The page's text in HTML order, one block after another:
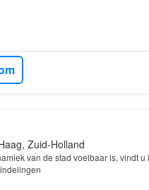
Zuid-Holland
van de stad voelbaar is, vindt u